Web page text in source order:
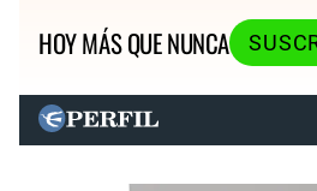
HOY MÁS QUE NUNCA